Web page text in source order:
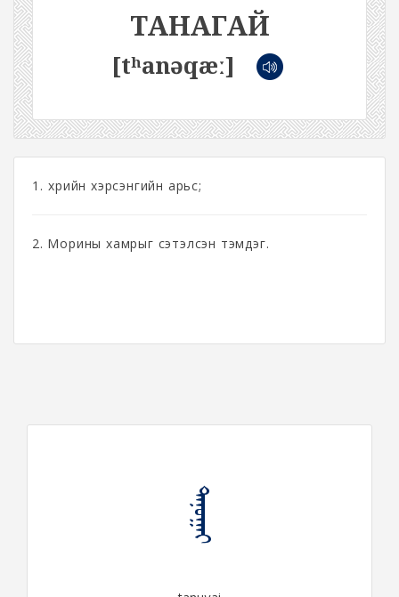
ТАНАГАЙ
[tʰanəqæː]
1. Үхрийн хэрсэнгийн арьс;
2. Морины хамрыг сэтэлсэн тэмдэг.
ᠲᠠᠨᠤᠭᠠᠶ